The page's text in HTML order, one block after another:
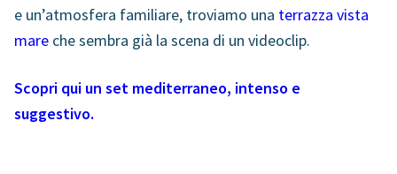
e un’atmosfera familiare, troviamo una terrazza vista
mare che sembra già la scena di un videoclip.
Scopri qui un set mediterraneo, intenso e
suggestivo.